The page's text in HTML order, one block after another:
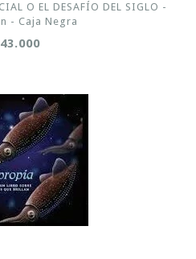
O EL DESAFÍO DEL SIGLO -
- Caja Negra